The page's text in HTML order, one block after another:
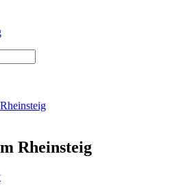
Rheinsteig
Rheinsteig